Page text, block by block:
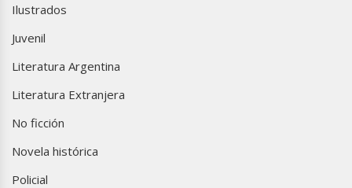
Ilustrados
Juvenil
Literatura Argentina
Literatura Extranjera
No ficción
Novela histórica
Policial